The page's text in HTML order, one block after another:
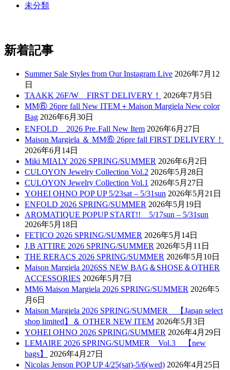
未分類
新着記事
Summer Sale Styles from Our Instagram Live 2026年7月12
日
TAAKK 26F/W FIRST DELIVERY！
2026年7月5日
MM⑥ 26pre fall New ITEM＋Maison Margiela New color
Bag 2026年6月30日
ENFOLD 2026 Pre₋Fall New Item 2026年6月27日
Maison Margiela ＆ MM⑥ 26pre fall FIRST DELIVERY！
2026年6月14日
Miki MIALY 2026 SPRING/SUMMER 2026年6月2日
CULOYON Jewelry Collection Vol.2 2026年5月28日
CULOYON Jewelry Collection Vol.1 2026年5月27日
YOHEI OHNO POP UP 5/23sat – 5/31sun 2026年5月21日
ENFOLD 2026 SPRING/SUMMER 2026年5月19日
AROMATIQUE POPUP START!! 5/17sun – 5/31sun
2026年5月18日
FETICO 2026 SPRING/SUMMER 2026年5月14日
J.B ATTIRE 2026 SPRING/SUMMER 2026年5月11日
THE RERACS 2026 SPRING/SUMMER 2026年5月10日
Maison Margiela 2026SS NEW BAG＆SHOSE＆OTHER
ACCESSORIES 2026年5月7日
MM6 Maison Margiela 2026 SPRING/SUMMER 2026年5
月6日
Maison Margiela 2026 SPRING/SUMMER 【Japan select
shop limited】＆ OTHER NEW ITEM 2026年5月3日
YOHEI OHNO 2026 SPRING/SUMMER 2026年4月29日
LEMAIRE 2026 SPRING/SUMMER Vol.3 【new
bags】
2026年4月27日
Nicolas Jenson POP UP 4/25(sat)-5/6(wed) 2026年4月25日